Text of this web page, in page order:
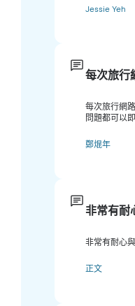
Jessie Yeh
每次旅行
每次旅行網
問題都可以
鄭焜年
非常有耐
非常有耐心
正文